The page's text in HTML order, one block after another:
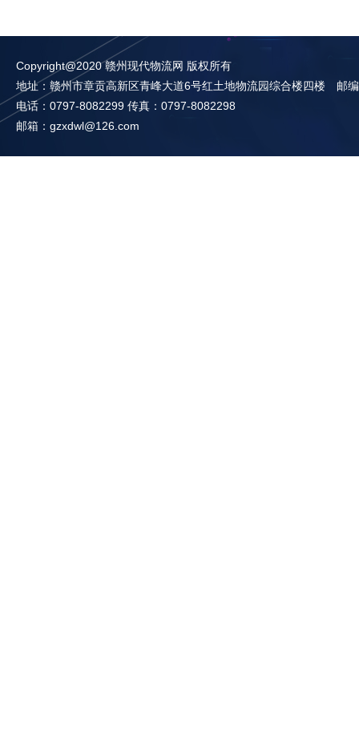
Copyright@2020 赣州现代物流网 版权所有
地址：赣州市章贡高新区青峰大道6号红土地物流园综合楼四楼 邮
电话：0797-8082299 传真：0797-8082298
邮箱：gzxdwl@126.com